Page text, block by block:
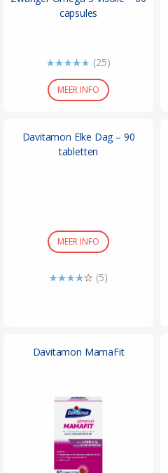
capsules
MEER INFO
(25)
Davitamon Elke Dag – 90
tabletten
MEER INFO
(5)
Davitamon MamaFit